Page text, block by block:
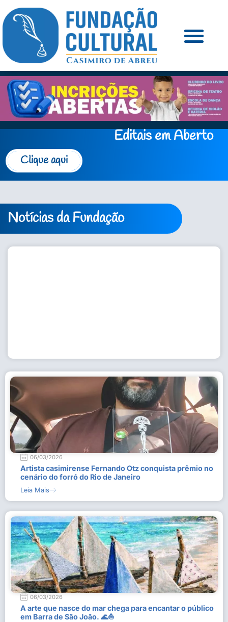
Editais em Aberto
Clique aqui
Notícias da Fundação
06/03/2026
Artista casimirense Fernando Otz conquista prêmio no
cenário do forró do Rio de Janeiro
Leia Mais
06/03/2026
A arte que nasce do mar chega para encantar o público
em Barra de São João. 🌊⛵